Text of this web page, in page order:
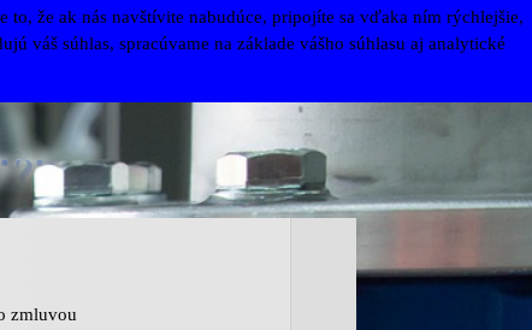
že ak nás navštívite nabudúce, pripojíte sa vďaka ním rýchlejšie,
váš súhlas, spracúvame na základe vášho súhlasu aj analytické
zmluvou